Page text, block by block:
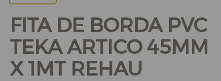
FITA DE BORDA PVC
TEKA ARTICO 45MM
X 1MT REHAU